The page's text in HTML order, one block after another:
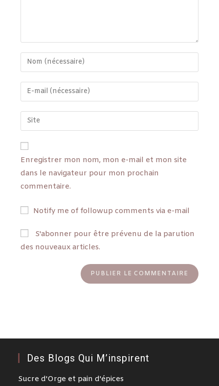
Enregistrer mon nom, mon e-mail et mon site
dans le navigateur pour mon prochain
commentaire.
Notify me of followup comments via e-mail
S'abonner pour être prévenu de la parution
des nouveaux articles.
Des Blogs Qui M’inspirent
Sucre d'Orge et pain d'épices